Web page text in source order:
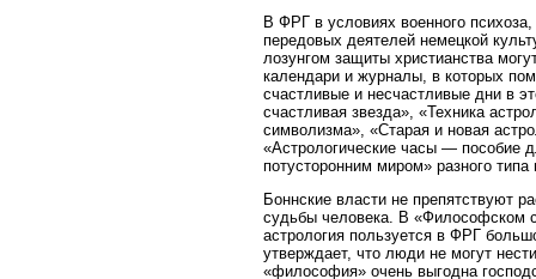
В ФРГ в условиях военного
передовых деятелей немецкой
лозунгом защиты христианства
календари и журналы, в которых
счастливые и несчастливые дни в
счастливая звезда», «Техника
символизма», «Старая и новая
«Астрологические часы — пособие
потусторонним миром» разного
Боннские власти не препятствуют
судьбы человека. В «Философском
астрология пользуется в ФРГ
утверждает, что люди не могут
«философия» очень выгодна